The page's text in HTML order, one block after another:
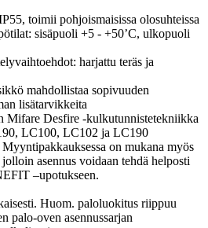
toimii pohjoismaisissa olosuhteissa
sisäpuoli +5 - +50’C, ulkopuoli
harjattu teräs ja
mahdollistaa sopivuuden
lisätarvikkeita
Mifare Desfire -kulkutunnistetekniikka
LC100, LC102 ja LC190
on mukana myös
asennus voidaan tehdä helposti
–upotukseen.
Huom. paloluokitus riippuu
palo-oven asennussarjan